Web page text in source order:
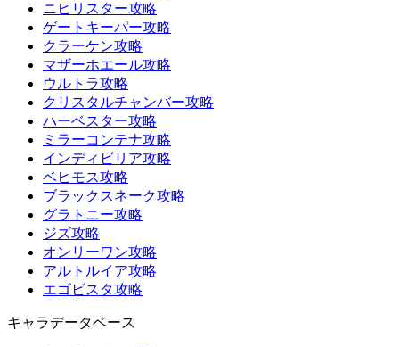
ニヒリスター攻略
ゲートキーパー攻略
クラーケン攻略
マザーホエール攻略
ウルトラ攻略
クリスタルチャンバー攻略
ハーベスター攻略
ミラーコンテナ攻略
インディビリア攻略
ベヒモス攻略
ブラックスネーク攻略
グラトニー攻略
ジズ攻略
オンリーワン攻略
アルトルイア攻略
エゴビスタ攻略
キャラデータベース